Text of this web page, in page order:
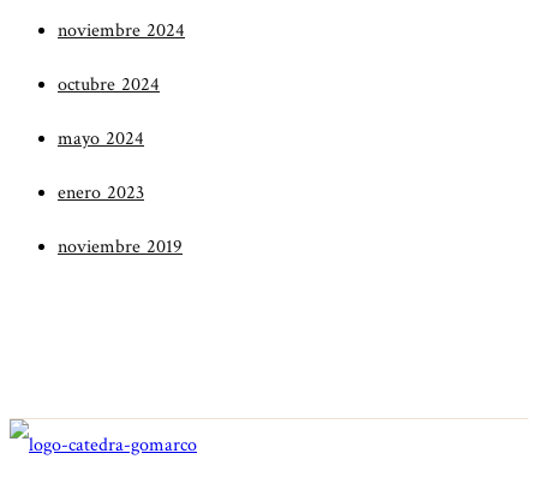
noviembre 2024
octubre 2024
mayo 2024
enero 2023
noviembre 2019